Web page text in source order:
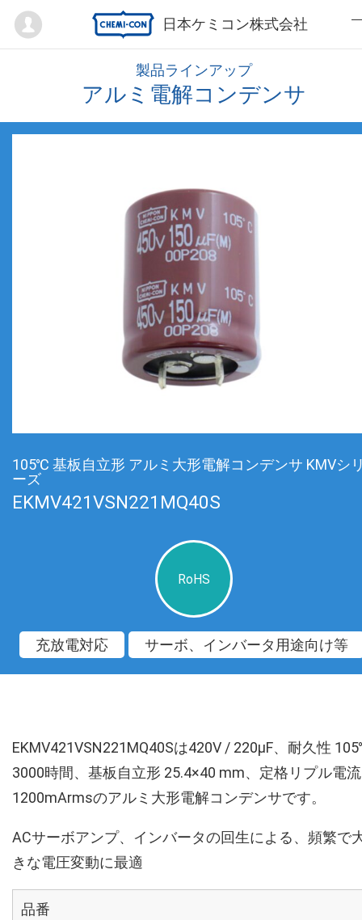
日本ケミコン株式会社
Mypage
製品ラインアップ
アルミ電解コンデンサ
105℃ 基板自立形 アルミ大形電解コンデンサ KMVシ
ーズ
EKMV421VSN221MQ40S
RoHS
充放電対応 サーボ、インバータ用途向け等
EKMV421VSN221MQ40Sは420V / 220µF、耐久性
3000時間、基板自立形 25.4×40 mm、定格リプル電流
1200mArmsのアルミ大形電解コンデンサです。
ACサーボアンプ、インバータの回生による、頻繁で
きな電圧変動に最適
品番